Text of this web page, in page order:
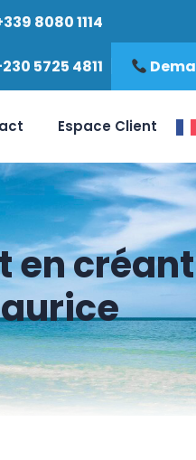
8080 1114
5725 4811
Espace Client
en